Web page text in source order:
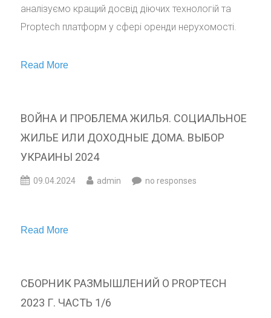
аналізуємо кращий досвід діючих технологій та
Proptech платформ у сфері оренди нерухомості.
Read More
ВОЙНА И ПРОБЛЕМА ЖИЛЬЯ. СОЦИАЛЬНОЕ
ЖИЛЬЕ ИЛИ ДОХОДНЫЕ ДОМА. ВЫБОР
УКРАИНЫ 2024
09.04.2024 admin no responses
Read More
СБОРНИК РАЗМЫШЛЕНИЙ О PROPTECH
2023 Г. ЧАСТЬ 1/6